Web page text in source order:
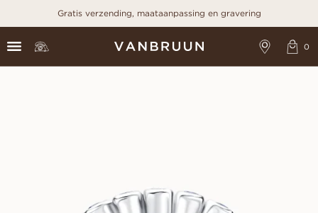
Gratis verzending, maataanpassing en gravering